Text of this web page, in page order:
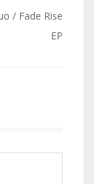
/ Fade Rise
EP